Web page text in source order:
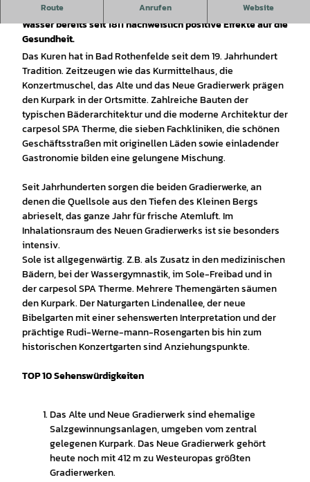
Route Anrufen Website
Im Sole‐Heilbad Bad Rothenfelde hat die Therapie mit
Wasser bereits seit 1811 nachweislich positive Effekte auf die
Gesundheit.
Das Kuren hat in Bad Rothenfelde seit dem 19. Jahrhundert
Tradition. Zeitzeugen wie das Kurmittelhaus, die
Konzertmuschel, das Alte und das Neue Gradierwerk prägen
den Kurpark in der Ortsmitte. Zahlreiche Bauten der
typischen Bäderarchitektur und die moderne Architektur der
carpesol SPA Therme, die sieben Fachkliniken, die schönen
Geschäftsstraßen mit originellen Läden sowie einladender
Gastronomie bilden eine gelungene Mischung.
Seit Jahrhunderten sorgen die beiden Gradierwerke, an
denen die Quellsole aus den Tiefen des Kleinen Bergs
abrieselt, das ganze Jahr für frische Atemluft. Im
Inhalationsraum des Neuen Gradierwerks ist sie besonders
intensiv.
Sole ist allgegenwärtig. Z.B. als Zusatz in den medizinischen
Bädern, bei der Wassergymnastik, im Sole-Freibad und in
der carpesol SPA Therme. Mehrere Themengärten säumen
den Kurpark. Der Naturgarten Lindenallee, der neue
Bibelgarten mit einer sehenswerten Interpretation und der
prächtige Rudi-Werne-mann-Rosengarten bis hin zum
historischen Konzertgarten sind Anziehungspunkte.
TOP 10 Sehenswürdigkeiten
Das Alte und Neue Gradierwerk sind ehemalige
Salzgewinnungsanlagen, umgeben vom zentral
gelegenen Kurpark. Das Neue Gradierwerk gehört
heute noch mit 412 m zu Westeuropas größten
Gradierwerken.